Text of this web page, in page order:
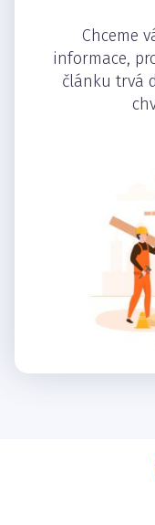
Chceme
informace,
článku trvá